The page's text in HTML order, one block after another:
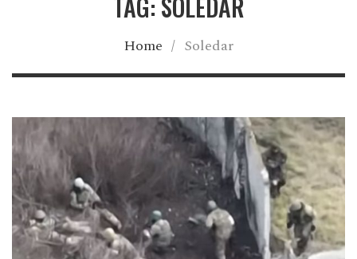
Home / Soledar